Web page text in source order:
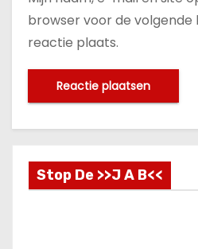
browser voor de volgende
reactie plaats.
Stop De >>J A B<<